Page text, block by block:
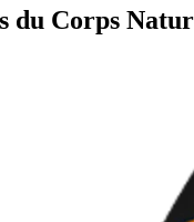
du Corps